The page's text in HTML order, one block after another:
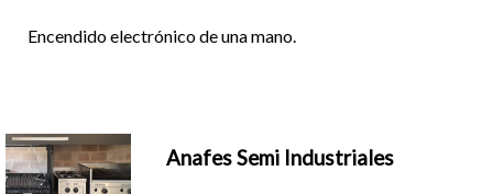
Encendido electrónico de una mano.
Anafes Semi Industriales